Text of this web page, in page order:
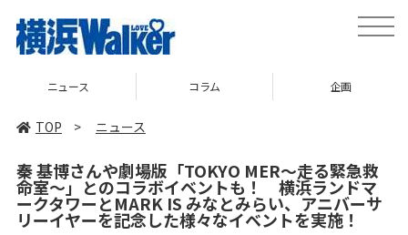
toggle
コラム 企画 TOP
TOP > ニュース
秦 基博さんや劇場版「TOKYO MER～走る緊急救
命室～」とのコラボイベントも！ 横浜ランドマ
ークタワーとMARK IS みなとみらい、アニバーサ
リーイヤーを記念した様々なイベントを実施！